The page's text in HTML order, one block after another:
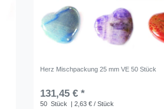
Herz Mischpackung 25 mm VE 50 Stück
131,45 € *
50 Stück
| 2,63 € / Stück